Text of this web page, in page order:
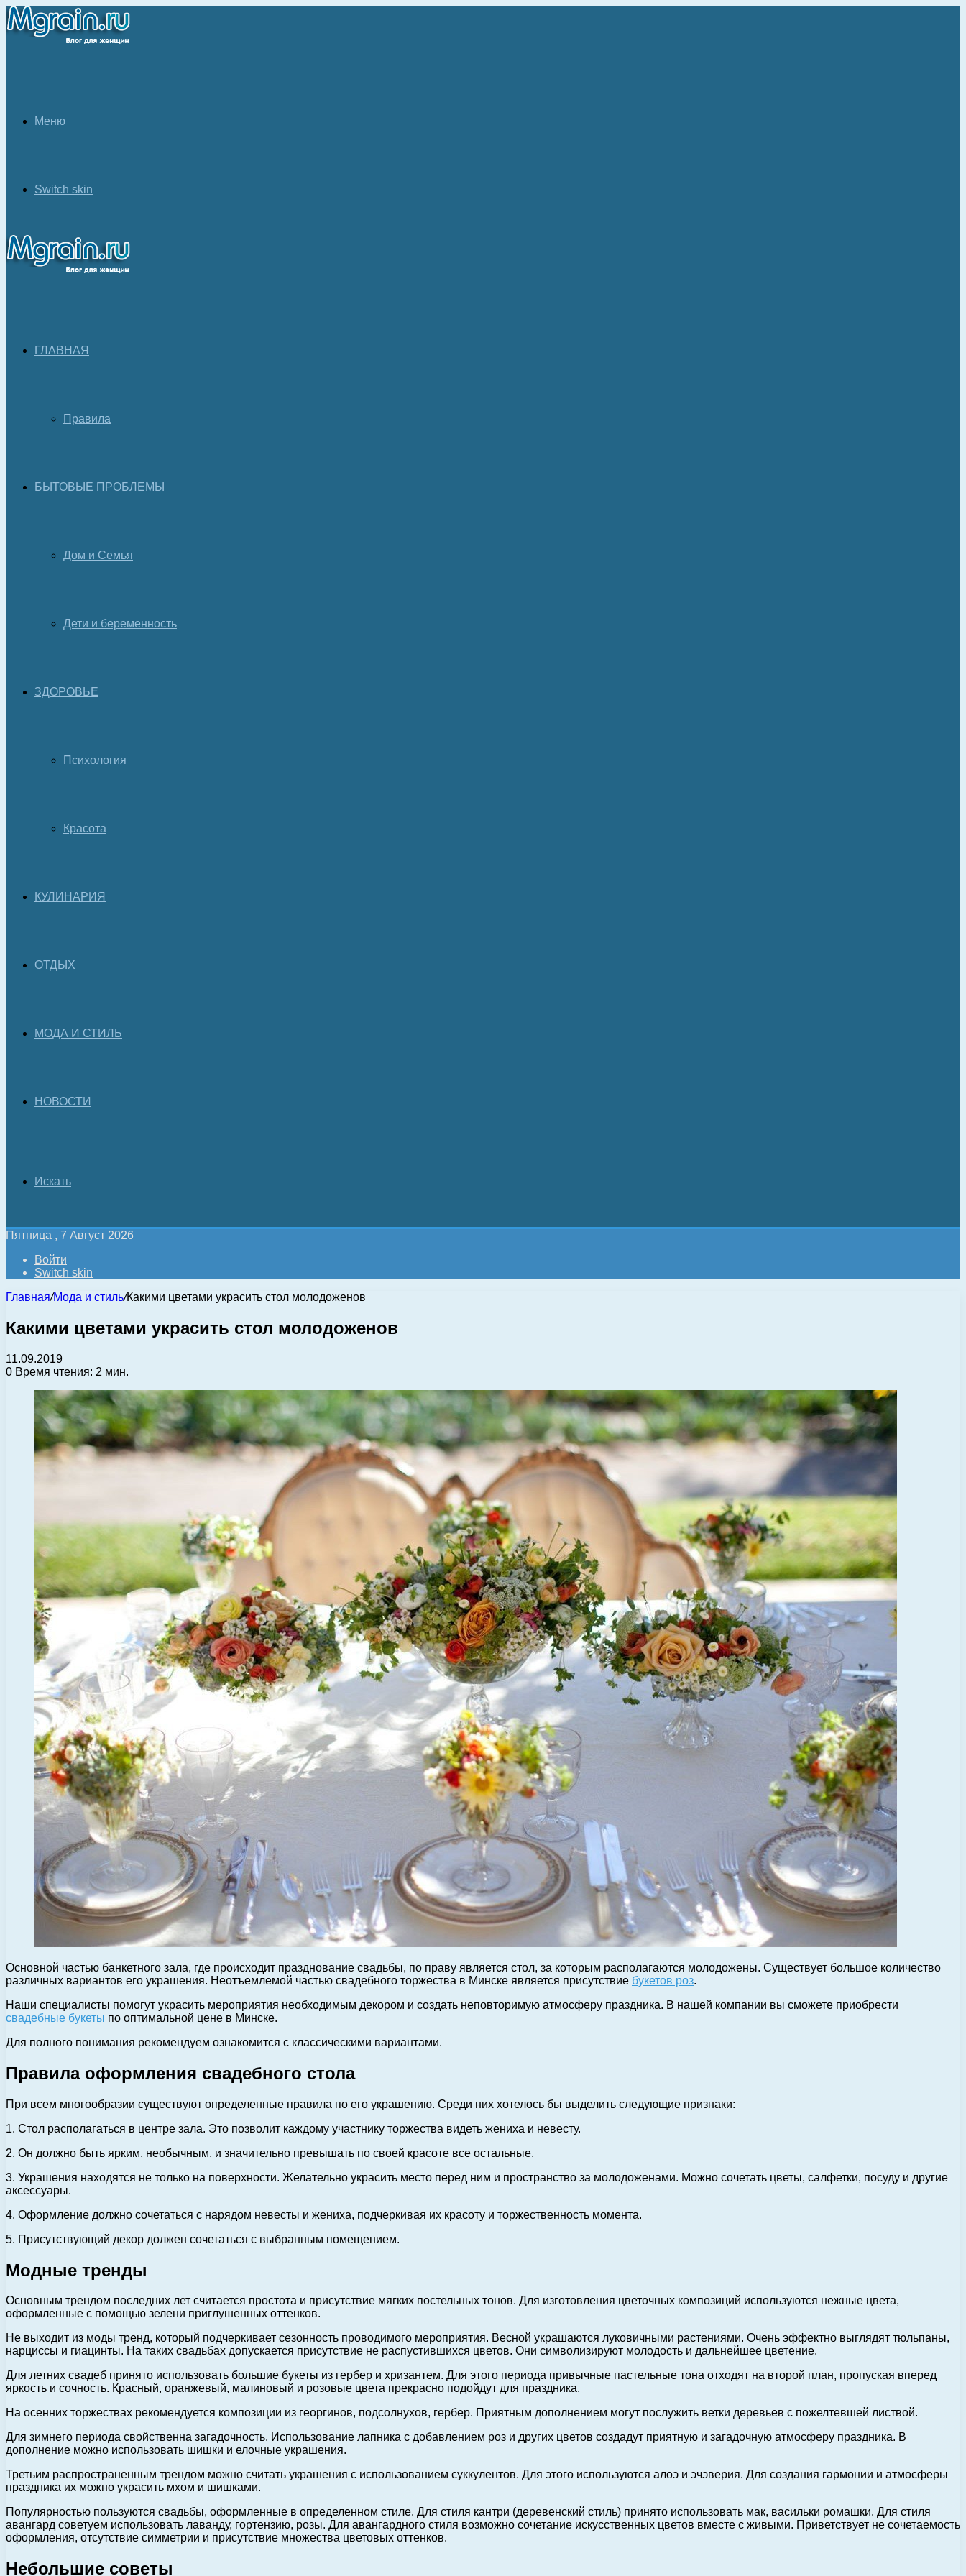
Меню
Switch skin
ГЛАВНАЯ
Правила
БЫТОВЫЕ ПРОБЛЕМЫ
Дом и Семья
Дети и беременность
ЗДОРОВЬЕ
Психология
Красота
КУЛИНАРИЯ
ОТДЫХ
МОДА И СТИЛЬ
НОВОСТИ
Искать
Пятница , 7 Август 2026
Войти
Switch skin
Главная/Мода и стиль/Какими цветами украсить стол молодоженов
Какими цветами украсить стол молодоженов
11.09.2019
0 Время чтения: 2 мин.
Основной частью банкетного зала, где происходит празднование свадьбы, по праву является стол, за которым располагаются молодожены. Существует большое количество
различных вариантов его украшения. Неотъемлемой частью свадебного торжества в Минске является присутствие букетов роз.
Наши специалисты помогут украсить мероприятия необходимым декором и создать неповторимую атмосферу праздника. В нашей компании вы сможете приобрести
свадебные букеты по оптимальной цене в Минске.
Для полного понимания рекомендуем ознакомится с классическими вариантами.
Правила оформления свадебного стола
При всем многообразии существуют определенные правила по его украшению. Среди них хотелось бы выделить следующие признаки:
1. Стол располагаться в центре зала. Это позволит каждому участнику торжества видеть жениха и невесту.
2. Он должно быть ярким, необычным, и значительно превышать по своей красоте все остальные.
3. Украшения находятся не только на поверхности. Желательно украсить место перед ним и пространство за молодоженами. Можно сочетать цветы, салфетки, посуду и другие
аксессуары.
4. Оформление должно сочетаться с нарядом невесты и жениха, подчеркивая их красоту и торжественность момента.
5. Присутствующий декор должен сочетаться с выбранным помещением.
Модные тренды
Основным трендом последних лет считается простота и присутствие мягких постельных тонов. Для изготовления цветочных композиций используются нежные цвета,
оформленные с помощью зелени приглушенных оттенков.
Не выходит из моды тренд, который подчеркивает сезонность проводимого мероприятия. Весной украшаются луковичными растениями. Очень эффектно выглядят тюльпаны,
нарциссы и гиацинты. На таких свадьбах допускается присутствие не распустившихся цветов. Они символизируют молодость и дальнейшее цветение.
Для летних свадеб принято использовать большие букеты из гербер и хризантем. Для этого периода привычные пастельные тона отходят на второй план, пропуская вперед
яркость и сочность. Красный, оранжевый, малиновый и розовые цвета прекрасно подойдут для праздника.
На осенних торжествах рекомендуется композиции из георгинов, подсолнухов, гербер. Приятным дополнением могут послужить ветки деревьев с пожелтевшей листвой.
Для зимнего периода свойственна загадочность. Использование лапника с добавлением роз и других цветов создадут приятную и загадочную атмосферу праздника. В
дополнение можно использовать шишки и елочные украшения.
Третьим распространенным трендом можно считать украшения с использованием суккулентов. Для этого используются алоэ и эчэверия. Для создания гармонии и атмосферы
праздника их можно украсить мхом и шишками.
Популярностью пользуются свадьбы, оформленные в определенном стиле. Для стиля кантри (деревенский стиль) принято использовать мак, васильки ромашки. Для стиля
авангард советуем использовать лаванду, гортензию, розы. Для авангардного стиля возможно сочетание искусственных цветов вместе с живыми. Приветствует не сочетаемость
оформления, отсутствие симметрии и присутствие множества цветовых оттенков.
Небольшие советы